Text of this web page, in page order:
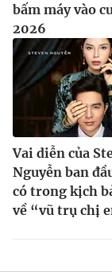
bấm máy vào
2026
Vai diễn của
Nguyễn ban
có trong kịch
về “vũ trụ chị